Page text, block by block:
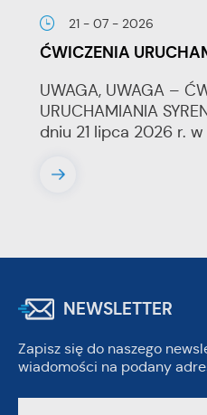
21 - 07 - 2026
ĆWICZENIA
UWAGA, UWAGA –
URUCHAMIANIA
dniu 21 lipca 2026 r.
NEWSLETTER
Zapisz się do naszego
wiadomości na podany